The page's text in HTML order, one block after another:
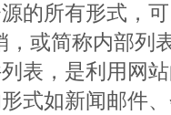
的所有形式，
，或简称内部列
表，是利用网
式如新闻邮件